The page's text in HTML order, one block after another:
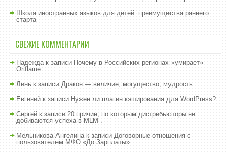
Школа иностранных языков для детей: преимущества раннего
старта
СВЕЖИЕ КОММЕНТАРИИ
Надеждак записи Почему в Российских регионах «умирает»
Oriflame
Линь к записи Дракон — величие, могущество, мудрость…
Евгений к записи Нужен ли плагин кэширования для WordPress?
Сергей к записи 20 причин, по которым дистрибьюторы не
добиваются успеха в MLM .
Мельникова Ангелинак записи Договорные отношения с
пользователем МФО «До Зарплаты»